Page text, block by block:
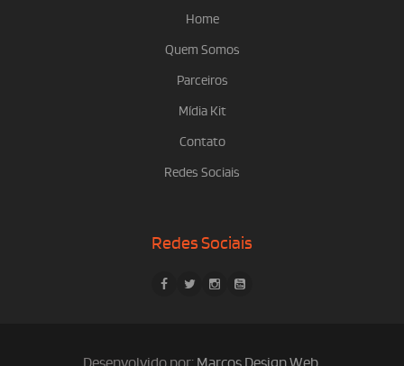
Home
Quem Somos
Parceiros
Mídia Kit
Contato
Redes Sociais
Redes Sociais